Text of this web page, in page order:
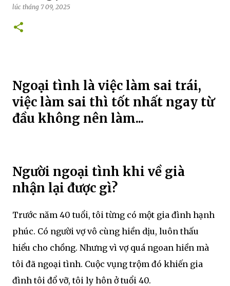
lúc tháng 7 09, 2025
Ngoại tình là việc làm sai trái,
việc làm sai thì tốt nhất ngay từ
đầu không nên làm...
Người ngoại tình khi về già
nhận lại được gì?
Trước năm 40 tuổi, tôi từng có một gia đình hạnh
phúc. Có người vợ vô cùng hiền dịu, luôn thấu
hiểu cho chồng. Nhưng vì vợ quá ngoan hiền mà
tôi đã ngoại tình. Cuộc vụng trộm đó khiến gia
đình tôi đổ vỡ, tôi ly hôn ở tuổi 40.